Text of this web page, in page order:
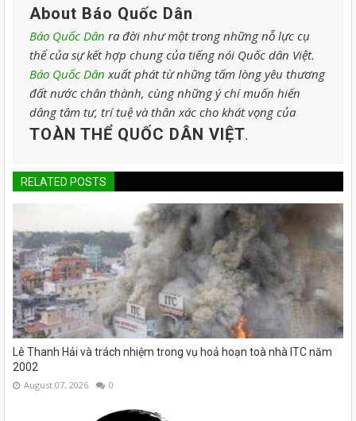
About Báo Quốc Dân
Báo Quốc Dân ra đời như một trong những nỗ lực cụ
thể của sự kết hợp chung của tiếng nói Quốc dân Việt.
Báo Quốc Dân xuất phát từ những tấm lòng yêu thương
đất nước chân thành, cùng những ý chí muốn hiến
dâng tâm tư, trí tuệ và thân xác cho khát vọng của
TOÀN THỂ QUỐC DÂN VIỆT.
RELATED POSTS
Lê Thanh Hải và trách nhiệm trong vụ hoả hoạn toà nhà ITC năm
2002
August 07, 2026 0